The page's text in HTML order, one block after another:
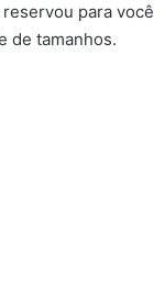
para você
de tamanhos.